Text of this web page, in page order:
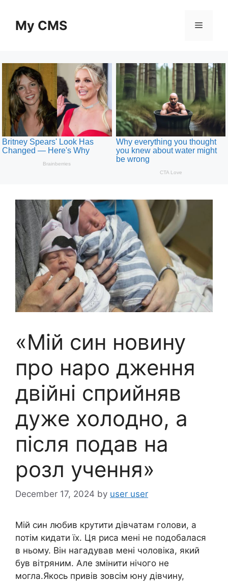
contentMy CMS Menu
«Мій син новину
про наро дження
двійні сприйняв
дуже холодно, а
після подав на
розл учення»
December 17, 2024 by user user
Мій син любив крутити дівчатам голови, а
потім кидати їх. Ця риса мені не подобалася
в ньому. Він нагадував мені чоловіка, який
був вітряним. Але змінити нічого не
могла.Якось привів зовсім юну дівчину,